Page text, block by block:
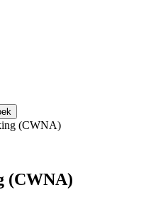
(CWNA)
(CWNA)